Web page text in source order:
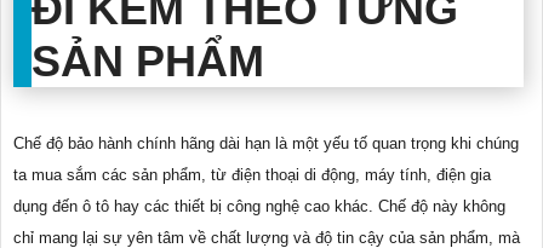
SẢN PHẨM
Chế độ bảo hành chính hãng dài hạn là một yếu tố quan trọng khi chúng
ta mua sắm các sản phẩm, từ điện thoại di động, máy tính, điện gia
dụng đến ô tô hay các thiết bị công nghệ cao khác. Chế độ này không
chỉ mang lại sự yên tâm về chất lượng và độ tin cậy của sản phẩm, mà